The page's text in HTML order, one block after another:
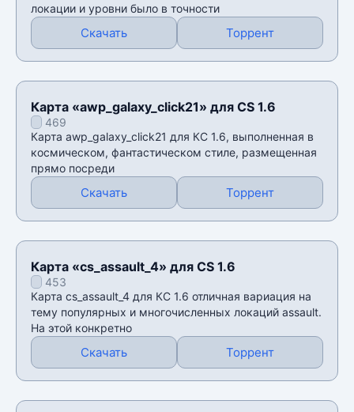
локации и уровни было в точности
Скачать Торрент
Карта «awp_galaxy_click21» для CS 1.6
469
Карта awp_galaxy_click21 для КС 1.6, выполненная в
космическом, фантастическом стиле, размещенная
прямо посреди
Скачать Торрент
Карта «cs_assault_4» для CS 1.6
453
Карта cs_assault_4 для КС 1.6 отличная вариация на
тему популярных и многочисленных локаций assault.
На этой конкретно
Скачать Торрент